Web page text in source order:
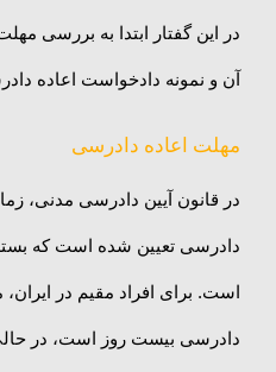
در این گفتار ابتدا به بررسی
آن و نمونه دادخواست اعاده
مهلت اعاده دادرسی
در قانون آیین دادرسی مدنی،
دادرسی تعیین شده است که
است. برای افراد مقیم در
دادرسی بیست روز است، در